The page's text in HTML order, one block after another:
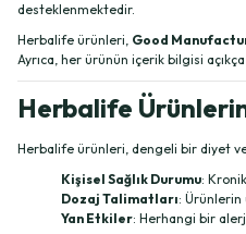
desteklenmektedir.
Herbalife ürünleri, Good
Ayrıca, her ürünün içerik bilgisi
Herbalife
Herbalife ürünleri, dengeli bir diyet
Kişisel Sağlık Durumu:
Dozaj Talimatları:
Yan Etkiler: Herhangi bir